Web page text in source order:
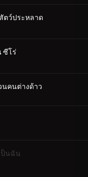
ตว์ประหลาด
ซีโร่
คนต่างด้าว
ป็นฉัน